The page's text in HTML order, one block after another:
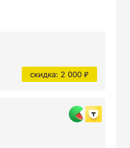
скидка: 2 000 ₽